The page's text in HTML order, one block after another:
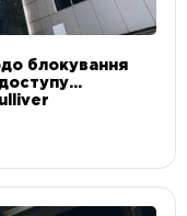
блокування